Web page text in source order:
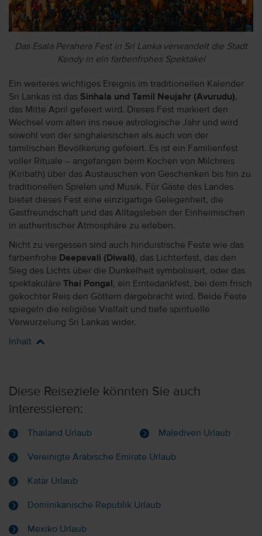
Das Esala Perahera Fest in Sri Lanka verwandelt die Stadt
Kendy in ein farbenfrohes Spektakel
Ein weiteres wichtiges Ereignis im traditionellen Kalender
Sri Lankas ist das Sinhala und Tamil Neujahr (Avurudu),
das Mitte April gefeiert wird. Dieses Fest markiert den
Wechsel vom alten ins neue astrologische Jahr und wird
sowohl von der singhalesischen als auch von der
tamilischen Bevölkerung gefeiert. Es ist ein Familienfest
voller Rituale – angefangen beim Kochen von Milchreis
(Kiribath) über das Austauschen von Geschenken bis hin zu
traditionellen Spielen und Musik. Für Gäste des Landes
bietet dieses Fest eine einzigartige Gelegenheit, die
Gastfreundschaft und das Alltagsleben der Einheimischen
in authentischer Atmosphäre zu erleben.
Nicht zu vergessen sind auch hinduistische Feste wie das
farbenfrohe Deepavali (Diwali), das Lichterfest, das den
Sieg des Lichts über die Dunkelheit symbolisiert, oder das
spektakuläre Thai Pongal , ein Erntedankfest, bei dem frisch
gekochter Reis den Göttern dargebracht wird. Beide Feste
spiegeln die religiöse Vielfalt und tiefe spirituelle
Verwurzelung Sri Lankas wider.
Inhalt
Diese Reiseziele könnten Sie auch
interessieren:
Thailand Urlaub Malediven Urlaub
Vereinigte Arabische Emirate Urlaub
Katar Urlaub
Dominikanische Republik Urlaub
Mexiko Urlaub